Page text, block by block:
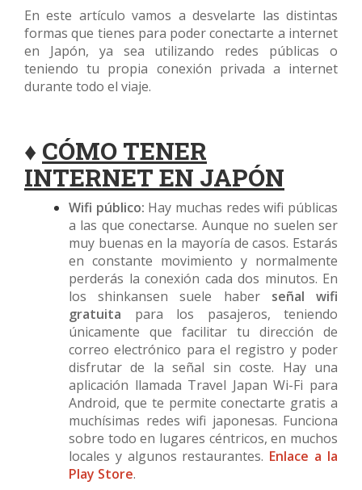
En este artículo vamos a desvelarte las distintas
formas que tienes para poder conectarte a internet
en Japón, ya sea utilizando redes públicas o
teniendo tu propia conexión privada a internet
durante todo el viaje.
♦ CÓMO TENER
INTERNET EN JAPÓN
Wifi público: Hay muchas redes wifi públicas
a las que conectarse. Aunque no suelen ser
muy buenas en la mayoría de casos. Estarás
en constante movimiento y normalmente
perderás la conexión cada dos minutos. En
los shinkansen suele haber señal wifi
gratuita para los pasajeros, teniendo
únicamente que facilitar tu dirección de
correo electrónico para el registro y poder
disfrutar de la señal sin coste. Hay una
aplicación llamada Travel Japan Wi-Fi para
Android, que te permite conectarte gratis a
muchísimas redes wifi japonesas. Funciona
sobre todo en lugares céntricos, en muchos
locales y algunos restaurantes. Enlace a la
Play Store.